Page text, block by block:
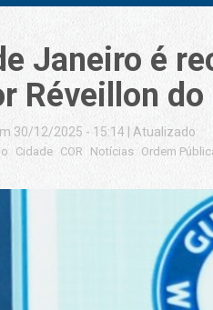
Janeiro é
Réveillon
30/12/2025 - 15:14 Atualizado
Cidade COR Notícias Ordem